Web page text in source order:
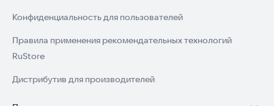
Конфиденциальность для пользователей
Правила применения рекомендательных технологий
RuStore
Дистрибутив для производителей